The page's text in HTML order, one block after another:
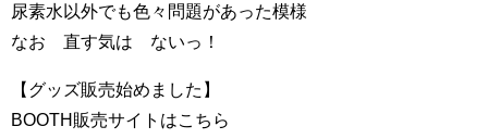
尿素水以外でも色々問題があった模様
なお 直す気は ないっ！
【グッズ販売始めました】
BOOTH販売サイトはこちら